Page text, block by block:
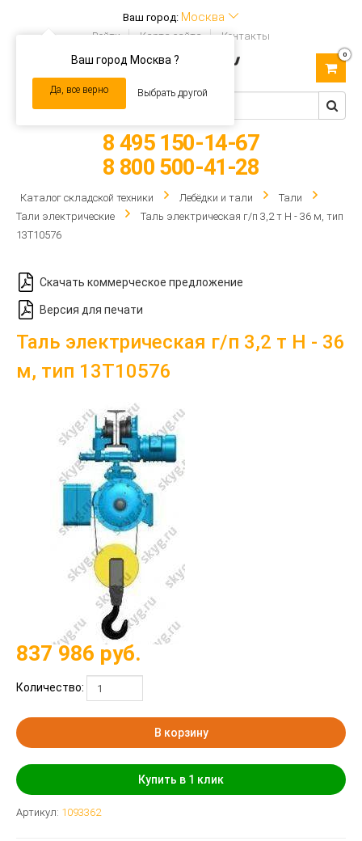
Ваш город: Москва
Ваш город Москва ?
Да, все верно Выбрать другой
Войти Карта сайта Контакты
navigation
0
8 495 150-14-67
8 800 500-41-28
Каталог складской техники Лебёдки и тали
Тали
Тали электрические
Таль электрическая г/п 3,2 т Н - 36 м, тип
13Т10576
Скачать коммерческое предложение
Версия для печати
Таль электрическая г/п 3,2 т Н - 36
м, тип 13Т10576
837 986 руб.
Количество:
В корзину
Купить в 1 клик
Артикул: 1093362